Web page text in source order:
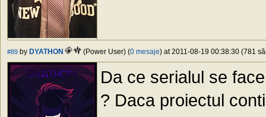
#89 by DYATHON (Power User) (0 mesaje) at 2011-08-19 00:38:30 (781
Da ce serialul se
? Daca proiectul